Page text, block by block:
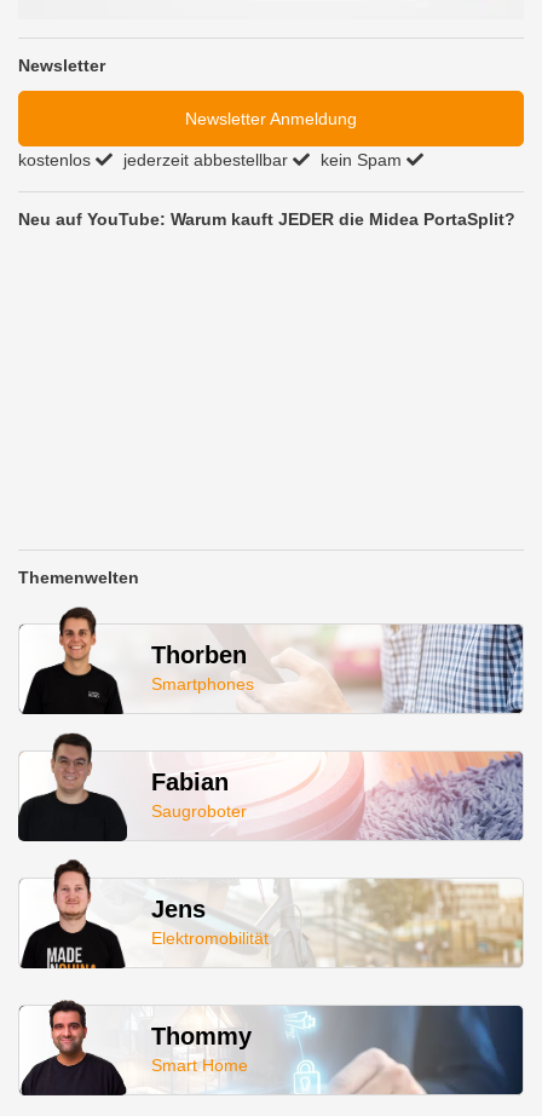
Newsletter
Newsletter Anmeldung
kostenlos jederzeit abbestellbar kein Spam
Neu auf YouTube: Warum kauft JEDER die Midea PortaSplit?
Themenwelten
Thorben
Smartphones
Fabian
Saugroboter
Jens
Elektromobilität
Thommy
Smart Home